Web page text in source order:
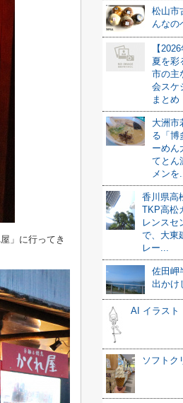
」に行ってき
松山
んなの
【
夏を彩
市の主
会スケ
まとめ
大洲市
る「博
ーめん
てとん
メンを
香川県高
TKP高松
レンスセ
で、大東
レー...
佐田岬
出かけ
AI イラスト
ソフトク